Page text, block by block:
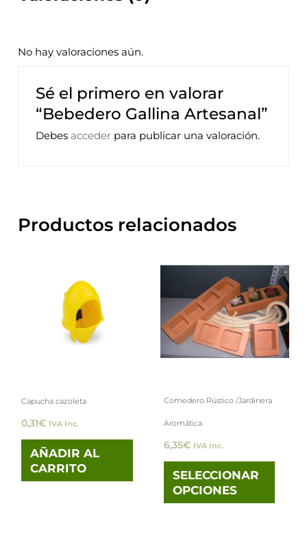
No hay valoraciones aún.
Sé el primero en valorar
“Bebedero Gallina Artesanal”
Debes acceder para publicar una valoración.
Productos relacionados
Capucha cazoleta
0,31€ IVA Inc.
AÑADIR AL
CARRITO
Comedero Rústico /Jardinera
Aromática
6,35€ IVA Inc.
SELECCIONAR
OPCIONES
tiene